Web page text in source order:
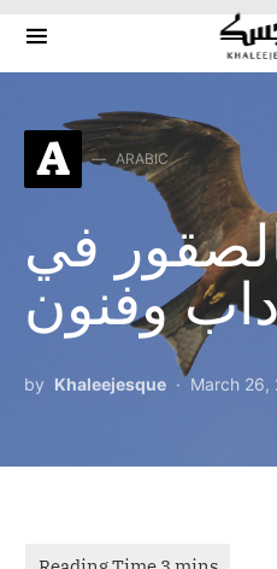
Search for:
A ARABIC
في
وفنون
by Khaleejesque March 26,